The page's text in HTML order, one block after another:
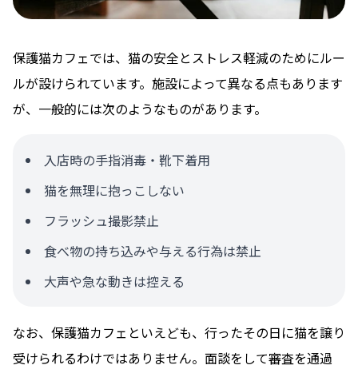
保護猫カフェでは、猫の安全とストレス軽減のためにルー
ルが設けられています。施設によって異なる点もあります
が、一般的には次のようなものがあります。
入店時の手指消毒・靴下着用
猫を無理に抱っこしない
フラッシュ撮影禁止
食べ物の持ち込みや与える行為は禁止
大声や急な動きは控える
なお、保護猫カフェといえども、行ったその日に猫を譲り
受けられるわけではありません。面談をして審査を通過